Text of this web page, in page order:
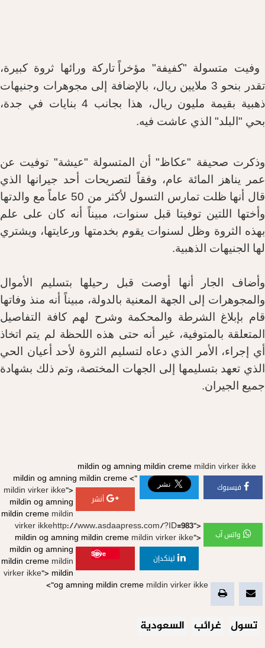
متسولة " كفيفة" مؤخراً تاركة ورائها ثروة كبيرة،
بنحو 3 ملايين ريال، بالإضافة إلى مجوهرات وجنيهات
بقيمة مليون ريال، هذا بجانب 4
بنايات في جدة،
"البلد" الذي عاشت فيه.
صحيفة " عكاظ" أن المتسولة " عيشة" توفيت عن
يناهز المائة عام، وفقاً لتصريحات أحد جيرانها الذي
أنها ظلت تمارس التسول لأكثر من 50 عاماً مع والدتها
اللتين توفيتا قبل سنوات، مبيناً أنه كان على علم
الثروة وظل لسنوات يقوم بخدمتها ورعايتها، ويشتري
الجنيهات الذهبية.
الجار أنها أوصت قبل رحيلها بتسليم الأموال
إلى الجهة المعنية بالدولة، مبيناً أنه منذ وفاتها
بإبلاغ الشرطة والمحكمة وشرح لهم كافة التفاصيل
بالمتوفية، غير أنه حتى هذه اللحظة لم يتم اتخاذ
إجراء، الأمر الذي دعاه لتسليم الثروة لأحد أعيان الحي
تعهد بتسليمها إلى الجهات المختصة، وتم ذلك بشهادة
الجيران .
mildin og amningmildin crememildin virker ikke
">
فيسبوك
mildin og amningmildin creme
mildin virker ikke">
أنشر
mildin og amning
mildin crememildin
virker ikkehttp://www.asdaapress.com/?ID=983">
واتس آب mildin og amningmildin crememildin virker ikke">
لينكدإن
Save
mildin og amning
mildin crememildin
virker ikke">mildin
og amningmildin crememildin virker ikke">
غرائب السعودية